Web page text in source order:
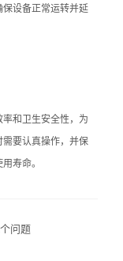
设备正常运转并延
和卫生安全性，为
要认真操作，并保
寿命。
问题